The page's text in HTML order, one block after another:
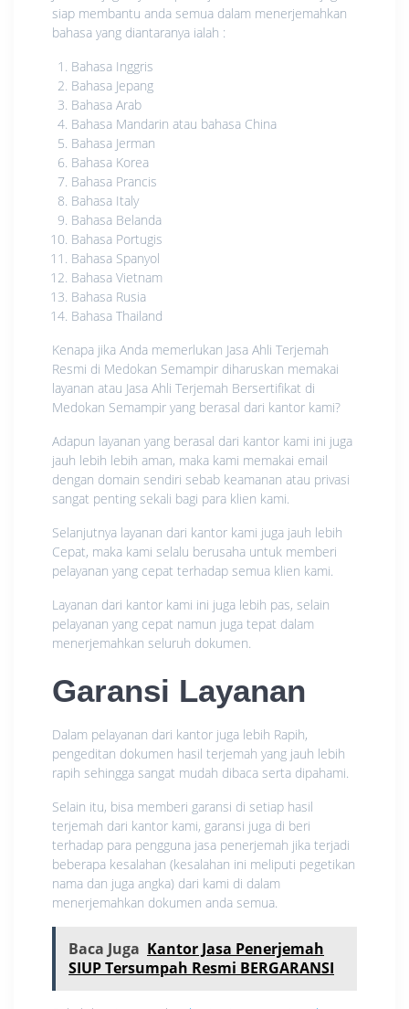
siap membantu anda semua dalam menerjemahkan
bahasa yang diantaranya ialah :
Bahasa Inggris
Bahasa Jepang
Bahasa Arab
Bahasa Mandarin atau bahasa China
Bahasa Jerman
Bahasa Korea
Bahasa Prancis
Bahasa Italy
Bahasa Belanda
Bahasa Portugis
Bahasa Spanyol
Bahasa Vietnam
Bahasa Rusia
Bahasa Thailand
Kenapa jika Anda memerlukan Jasa Ahli Terjemah
Resmi di Medokan Semampir diharuskan memakai
layanan atau Jasa Ahli Terjemah Bersertifikat di
Medokan Semampir yang berasal dari kantor kami?
Adapun layanan yang berasal dari kantor kami ini juga
jauh lebih lebih aman, maka kami memakai email
dengan domain sendiri sebab keamanan atau privasi
sangat penting sekali bagi para klien kami.
Selanjutnya layanan dari kantor kami juga jauh lebih
Cepat, maka kami selalu berusaha untuk memberi
pelayanan yang cepat terhadap semua klien kami.
Layanan dari kantor kami ini juga lebih pas, selain
pelayanan yang cepat namun juga tepat dalam
menerjemahkan seluruh dokumen.
Garansi Layanan
Dalam pelayanan dari kantor juga lebih Rapih,
pengeditan dokumen hasil terjemah yang jauh lebih
rapih sehingga sangat mudah dibaca serta dipahami.
Selain itu, bisa memberi garansi di setiap hasil
terjemah dari kantor kami, garansi juga di beri
terhadap para pengguna jasa penerjemah jika terjadi
beberapa kesalahan (kesalahan ini meliputi pegetikan
nama dan juga angka) dari kami di dalam
menerjemahkan dokumen anda semua.
Baca Juga Kantor Jasa Penerjemah
SIUP Tersumpah Resmi BERGARANSI